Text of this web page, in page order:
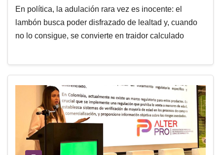
En política, la adulación rara vez es inocente: el
lambón busca poder disfrazado de lealtad y, cuando
no lo consigue, se convierte en traidor calculado